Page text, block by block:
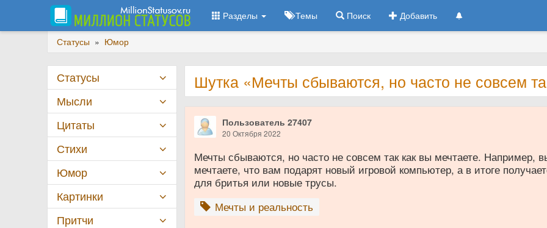
Разделы Темы Поиск Добавить
Статусы » Юмор
Шутка «Мечты сбываются, но часто не совсем
Пользователь 27407
20 Октября 2022
Мечты сбываются, но часто не совсем так как вы мечтаете. Например,
мечтаете, что вам подарят новый игровой компьютер, а в итоге
для бритья или новые трусы.
Мечты и реальность
Статусы
Мысли
Цитаты
Стихи
Юмор
Картинки
Притчи